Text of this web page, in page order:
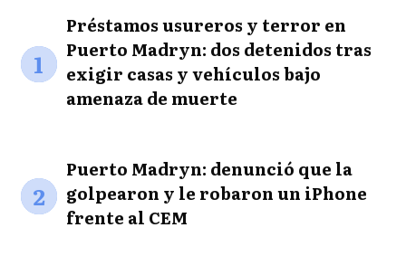
1
Préstamos usureros y terror en
Puerto Madryn: dos detenidos tras
exigir casas y vehículos bajo
amenaza de muerte
2
Puerto Madryn: denunció que la
golpearon y le robaron un iPhone
frente al CEM